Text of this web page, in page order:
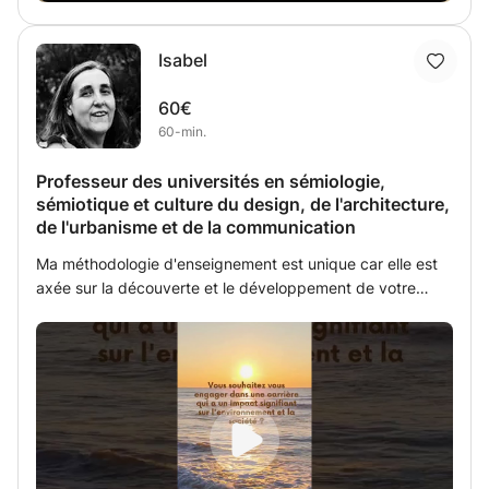
Isabel
60€
60-min.
Professeur des universités en sémiologie,
sémiotique et culture du design, de l'architecture,
de l'urbanisme et de la communication
Ma méthodologie d'enseignement est unique car elle est
axée sur la découverte et le développement de votre
d'expérience dans l'enseignement universitaire et
professionnel, je vous offre un accompagnement sur-
mesure adapté à vos besoins spécifiques, que vous soyez
étudiant en licence, master, doctorat ou un professionnel
cherchant à approfondir vos connaissances. Approche
personnalisée : Chaque cours est conçu pour répondre à
vos intérêts et objectifs individuels. Je m'adapte à votre